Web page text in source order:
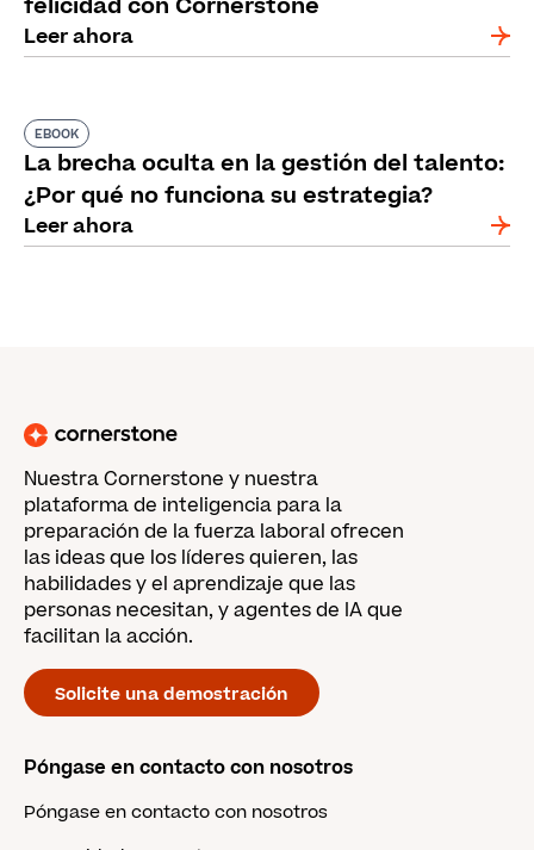
felicidad con Cornerstone
Leer ahora
EBOOK
La brecha oculta en la gestión del talento:
¿Por qué no funciona su estrategia?
Leer ahora
Nuestra Cornerstone y nuestra
plataforma de inteligencia para la
preparación de la fuerza laboral ofrecen
las ideas que los líderes quieren, las
habilidades y el aprendizaje que las
personas necesitan, y agentes de IA que
facilitan la acción.
Solicite una demostración
Póngase en contacto con nosotros
Póngase en contacto con nosotros